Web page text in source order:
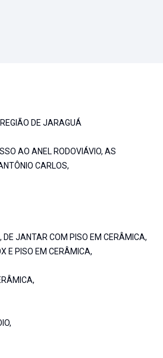
DE JARAGUÁ
AO ANEL RODOVIÁVIO, AS
CARLOS,
JANTAR COM PISO EM CERÂMICA,
E PISO EM CERÂMICA,